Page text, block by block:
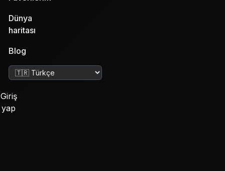
Dünya
haritası
Blog
Dili değiştir
Giriş
yap